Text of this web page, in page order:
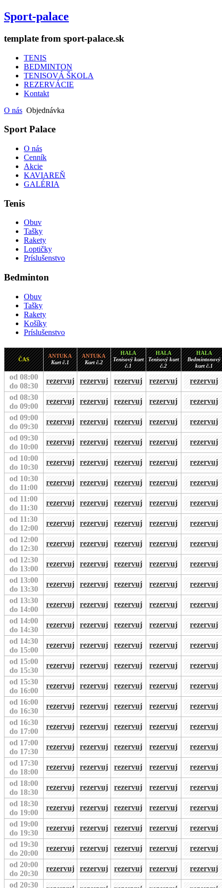
Sport-palace
template from sport-palace.sk
TENIS
BEDMINTON
TENISOVÁ ŠKOLA
REZERVÁCIE
Kontakt
O nás Objednávka
Sport Palace
O nás
Cenník
Akcie
KAVIAREŇ
GALÉRIA
Tenis
Obuv
Tašky
Rakety
Loptičky
Príslušenstvo
Bedminton
Obuv
Tašky
Rakety
Košíky
Príslušenstvo
ČAS
ANTUKA
Kurt č.1
ANTUKA
Kurt č.2
HALA
Tenisový kurt
č.1
HALA
Tenisový kurt
č.2
HALA
Bedmintonový
kurt č.1
od 08:00
do 08:30
rezervuj rezervuj rezervuj rezervuj
rezervuj
od 08:30
do 09:00
rezervuj rezervuj rezervuj rezervuj
rezervuj
od 09:00
do 09:30
rezervuj rezervuj rezervuj rezervuj
rezervuj
od 09:30
do 10:00
rezervuj rezervuj rezervuj rezervuj
rezervuj
od 10:00
do 10:30
rezervuj rezervuj rezervuj rezervuj
rezervuj
od 10:30
do 11:00
rezervuj rezervuj rezervuj rezervuj
rezervuj
od 11:00
do 11:30
rezervuj rezervuj rezervuj rezervuj
rezervuj
od 11:30
do 12:00
rezervuj rezervuj rezervuj rezervuj
rezervuj
od 12:00
do 12:30
rezervuj rezervuj rezervuj rezervuj
rezervuj
od 12:30
do 13:00
rezervuj rezervuj rezervuj rezervuj
rezervuj
od 13:00
do 13:30
rezervuj rezervuj rezervuj rezervuj
rezervuj
od 13:30
do 14:00
rezervuj rezervuj rezervuj rezervuj
rezervuj
od 14:00
do 14:30
rezervuj rezervuj rezervuj rezervuj
rezervuj
od 14:30
do 15:00
rezervuj rezervuj rezervuj rezervuj
rezervuj
od 15:00
do 15:30
rezervuj rezervuj rezervuj rezervuj
rezervuj
od 15:30
do 16:00
rezervuj rezervuj rezervuj rezervuj
rezervuj
od 16:00
do 16:30
rezervuj rezervuj rezervuj rezervuj
rezervuj
od 16:30
do 17:00
rezervuj rezervuj rezervuj rezervuj
rezervuj
od 17:00
do 17:30
rezervuj rezervuj rezervuj rezervuj
rezervuj
od 17:30
do 18:00
rezervuj rezervuj rezervuj rezervuj
rezervuj
od 18:00
do 18:30
rezervuj rezervuj rezervuj rezervuj
rezervuj
od 18:30
do 19:00
rezervuj rezervuj rezervuj rezervuj
rezervuj
od 19:00
do 19:30
rezervuj rezervuj rezervuj rezervuj
rezervuj
od 19:30
do 20:00
rezervuj rezervuj rezervuj rezervuj
rezervuj
od 20:00
do 20:30
rezervuj rezervuj rezervuj rezervuj
rezervuj
od 20:30